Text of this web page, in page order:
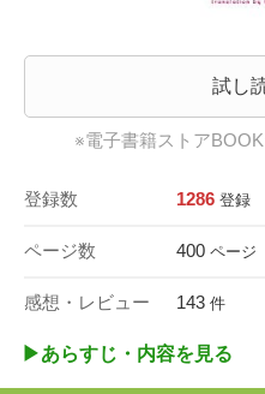
試し
※電子書籍ストア
登録数 1286 登録
ページ数 400 ページ
感想・レビュー 143 件
▶︎あらすじ・内容を見る